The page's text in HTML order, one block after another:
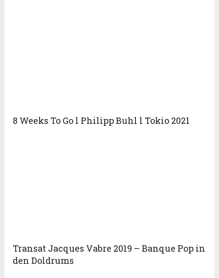
8 Weeks To Go l Philipp Buhl l Tokio 2021
Transat Jacques Vabre 2019 – Banque Pop in
den Doldrums